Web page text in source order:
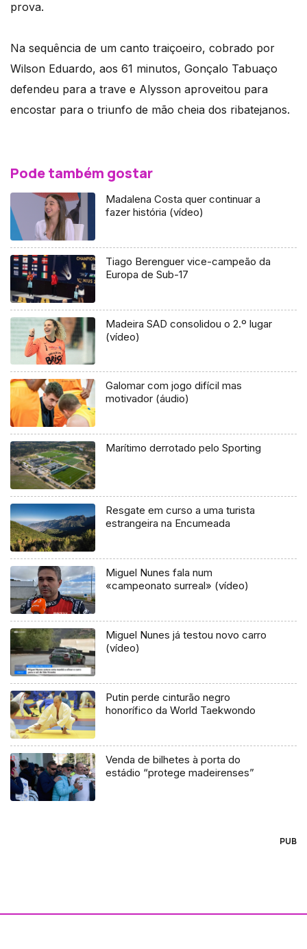
prova.
Na sequência de um canto traiçoeiro, cobrado por
Wilson Eduardo, aos 61 minutos, Gonçalo Tabuaço
defendeu para a trave e Alysson aproveitou para
encostar para o triunfo de mão cheia dos ribatejanos.
Pode também gostar
Madalena Costa quer continuar a
fazer história (vídeo)
Tiago Berenguer vice-campeão da
Europa de Sub-17
Madeira SAD consolidou o 2.º lugar
(vídeo)
Galomar com jogo difícil mas
motivador (áudio)
Marítimo derrotado pelo Sporting
Resgate em curso a uma turista
estrangeira na Encumeada
Miguel Nunes fala num
«campeonato surreal» (vídeo)
Miguel Nunes já testou novo carro
(vídeo)
Putin perde cinturão negro
honorífico da World Taekwondo
Venda de bilhetes à porta do
estádio “protege madeirenses”
PUB